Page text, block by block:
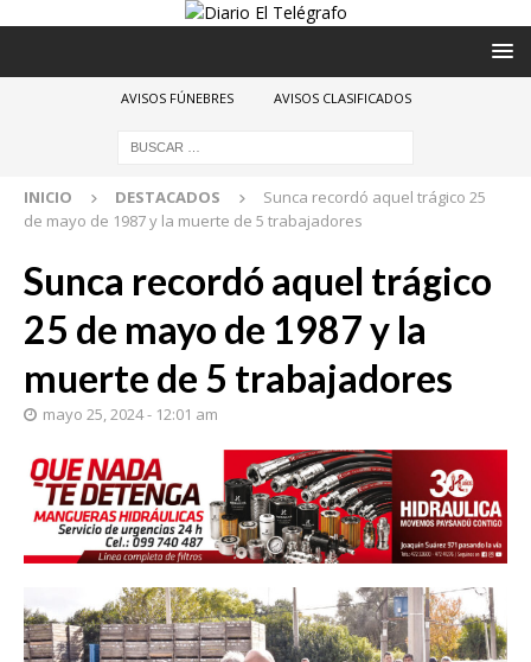
AVISOS FÚNEBRES AVISOS CLASIFICADOS
INICIO DESTACADOS
Sunca recordó aquel trágico 25
de mayo de 1987 y la muerte de 5 trabajadores
Sunca recordó aquel trágico
25 de mayo de 1987 y la
muerte de 5 trabajadores
mayo 25, 2024 - 12:01 am